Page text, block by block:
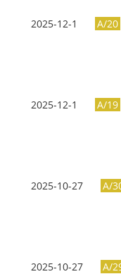
2025-12-1 A/20
2025-12-1
A/19
2025-10-27 A/
2025-10-27 A/